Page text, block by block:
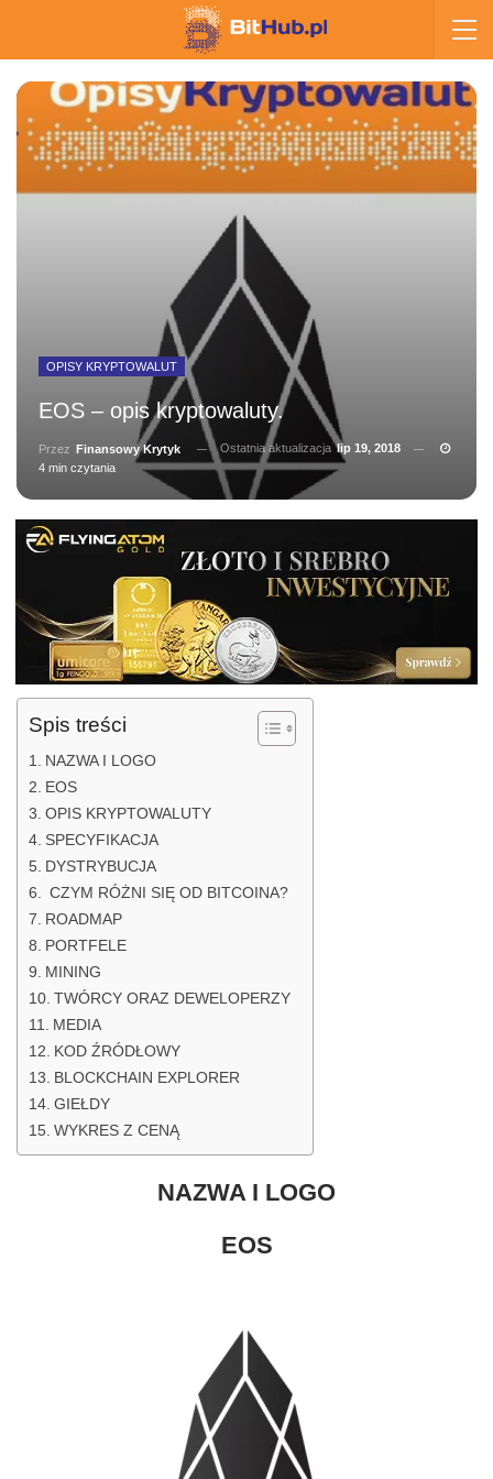
OPISY KRYPTOWALUT
EOS – opis kryptowaluty.
Przez Finansowy Krytyk Ostatnia aktualizacjalip 19, 2018
4 min czytania
Spis treści
NAZWA I LOGO
EOS
OPIS KRYPTOWALUTY
SPECYFIKACJA
DYSTRYBUCJA
CZYM RÓŻNI SIĘ OD BITCOINA?
ROADMAP
PORTFELE
MINING
TWÓRCY ORAZ DEWELOPERZY
MEDIA
KOD ŹRÓDŁOWY
BLOCKCHAIN EXPLORER
GIEŁDY
WYKRES Z CENĄ
NAZWA I LOGO
EOS